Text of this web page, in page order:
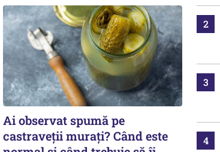
Ai observat spumă pe
castraveții murați? Când este